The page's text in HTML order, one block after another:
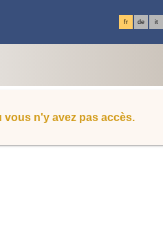
fr de it
vous n'y avez pas accès.